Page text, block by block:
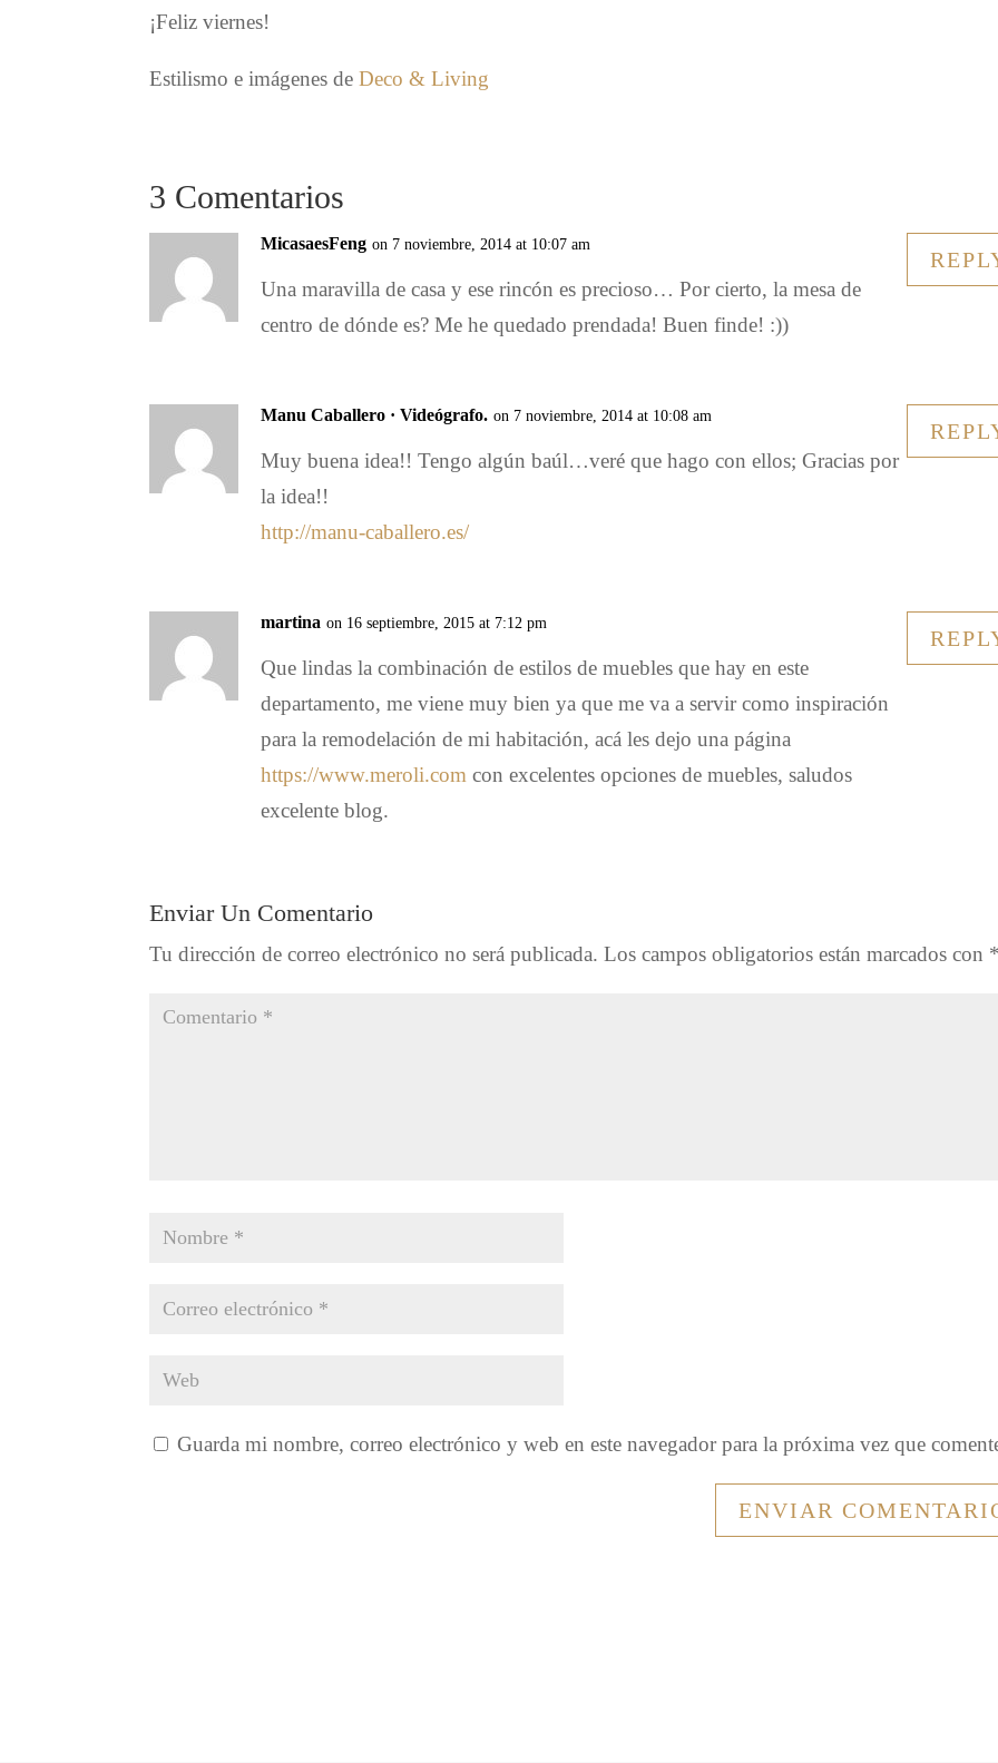
¡Feliz viernes!
Estilismo e imágenes deDeco & Living
3 Comentarios
MicasaesFeng on 7 noviembre, 2014 at 10:07 am
Una maravilla de casa y ese rincón es precioso… Por cierto, la mesa de
centro de dónde es? Me he quedado prendada! Buen finde! :))
Manu Caballero · Videógrafo. on 7 noviembre, 2014 at 10:08 am
Muy buena idea!! Tengo algún baúl…veré que hago con ellos; Gracias por
la idea!!
http://manu-caballero.es/
martina on 16 septiembre, 2015 at 7:12 pm
Que lindas la combinación de estilos de muebles que hay en este
departamento, me viene muy bien ya que me va a servir como inspiración
para la remodelación de mi habitación, acá les dejo una página
https://www.meroli.com con excelentes opciones de muebles, saludos
excelente blog.
Enviar Un Comentario
Tu dirección de correo electrónico no será publicada. Los campos obligatorios están marcados con
Guarda mi nombre, correo electrónico y web en este navegador para la próxima vez que